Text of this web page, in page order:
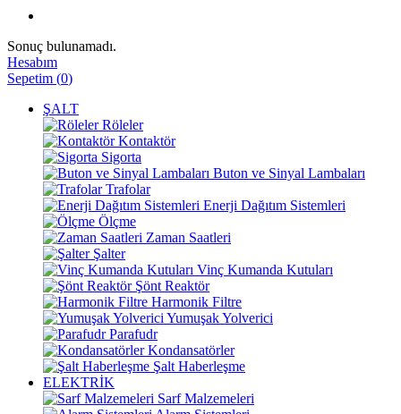
Sonuç bulunamadı.
Hesabım
Sepetim (0)
ŞALT
Röleler
Kontaktör
Sigorta
Buton ve Sinyal Lambaları
Trafolar
Enerji Dağıtım Sistemleri
Ölçme
Zaman Saatleri
Şalter
Vinç Kumanda Kutuları
Şönt Reaktör
Harmonik Filtre
Yumuşak Yolverici
Parafudr
Kondansatörler
Şalt Haberleşme
ELEKTRİK
Sarf Malzemeleri